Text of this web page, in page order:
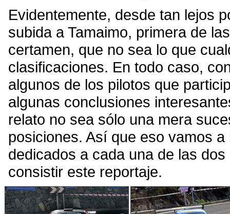
Evidentemente, desde tan lejos
subida a Tamaimo, primera de
certamen, que no sea lo que
clasificaciones. En todo caso,
algunos de los pilotos que
algunas conclusiones
relato no sea sólo una mera
posiciones. Así que eso vamos
dedicados a cada una de las
consistir este reportaje.